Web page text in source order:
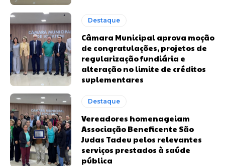
Destaque
Câmara Municipal aprova moção
de congratulações, projetos de
regularização fundiária e
alteração no limite de créditos
suplementares
Destaque
Vereadores homenageiam
Associação Beneficente São
Judas Tadeu pelos relevantes
serviços prestados à saúde
pública